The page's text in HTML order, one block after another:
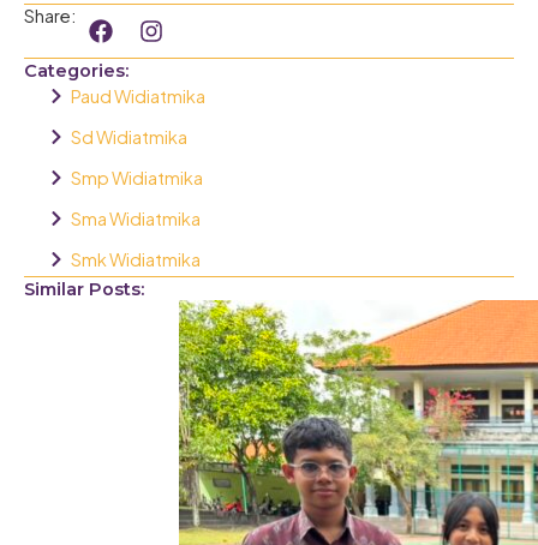
Share:
F
a
c
e
b
o
k
I
n
s
t
a
g
a
m
Categories:
Paud Widiatmika
Sd Widiatmika
Smp Widiatmika
Sma Widiatmika
Smk Widiatmika
Similar Posts: